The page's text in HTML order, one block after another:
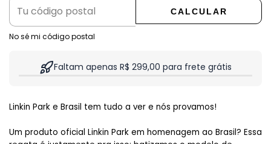
CALCULAR
No sé mi código postal
Faltam apenas R$ 299,00 para frete grátis
Linkin Park e Brasil tem tudo a ver e nós provamos!
Um produto oficial Linkin Park em homenagem ao Brasil? Essa